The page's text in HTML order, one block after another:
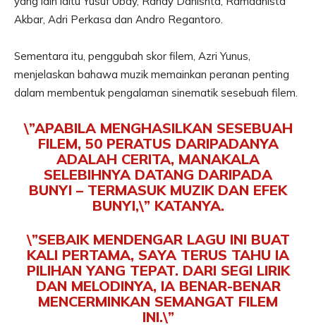
Akbar, Adri Perkasa dan Andro Regantoro.
Sementara itu, penggubah skor filem, Azri Yunus,
menjelaskan bahawa muzik memainkan peranan penting
dalam membentuk pengalaman sinematik sesebuah filem.
\”APABILA MENGHASILKAN SESEBUAH
FILEM, 50 PERATUS DARIPADANYA
ADALAH CERITA, MANAKALA
SELEBIHNYA DATANG DARIPADA
BUNYI – TERMASUK MUZIK DAN EFEK
BUNYI,\” KATANYA.
\”SEBAIK MENDENGAR LAGU INI BUAT
KALI PERTAMA, SAYA TERUS TAHU IA
PILIHAN YANG TEPAT. DARI SEGI LIRIK
DAN MELODINYA, IA BENAR-BENAR
MENCERMINKAN SEMANGAT FILEM
INI.\”